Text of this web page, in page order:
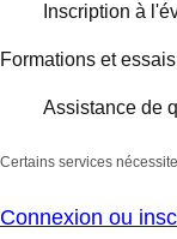
Inscription à
Formations et essais
Assistance de
Certains services
Connexion ou